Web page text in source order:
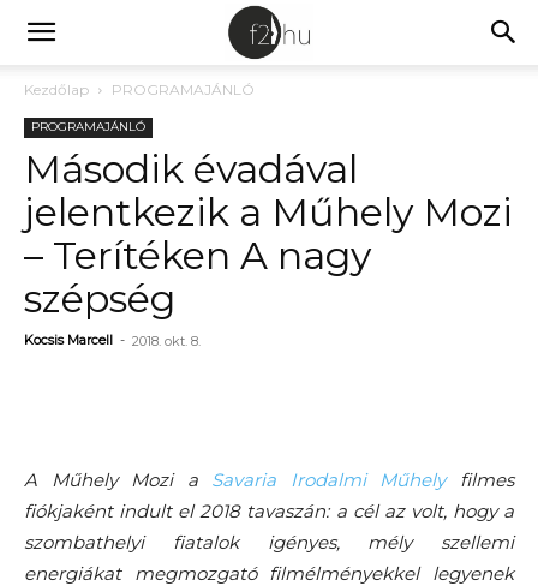
Kezdőlap PROGRAMAJÁNLÓ
PROGRAMAJÁNLÓ
Második évadával
jelentkezik a Műhely Mozi
– Terítéken A nagy
szépség
Kocsis Marcell - 2018. okt. 8.
A Műhely Mozi a Savaria Irodalmi Műhelyfilmes
fiókjaként indult el 2018 tavaszán: a cél az volt, hogy a
szombathelyi fiatalok igényes, mély szellemi
energiákat megmozgató filmélményekkel legyenek